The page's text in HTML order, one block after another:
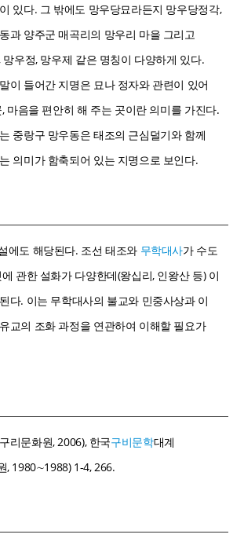
있다. 그 밖에도 망우당묘라든지 망우당정각,
과 양주군 매곡리의 망우리 마을 그리고
망우정, 망우제 같은 명칭이 다양하게 있다.
이 들어간 지명은 묘나 정자와 관련이 있어
마음을 편안히 해 주는 곳이란 의미를 가진다.
중랑구 망우동은 태조의 근심덜기와 함께
의미가 함축되어 있는 지명으로 보인다.
에도 해당된다. 조선 태조와 무학대사가 수도
관한 설화가 다양한데(왕십리, 인왕산 등) 이
다. 이는 무학대사의 불교와 민중사상과 이
교의 조화 과정을 연관하여 이해할 필요가
리문화원, 2006), 한국구비문학대계
, 1980∼1988) 1-4, 266.